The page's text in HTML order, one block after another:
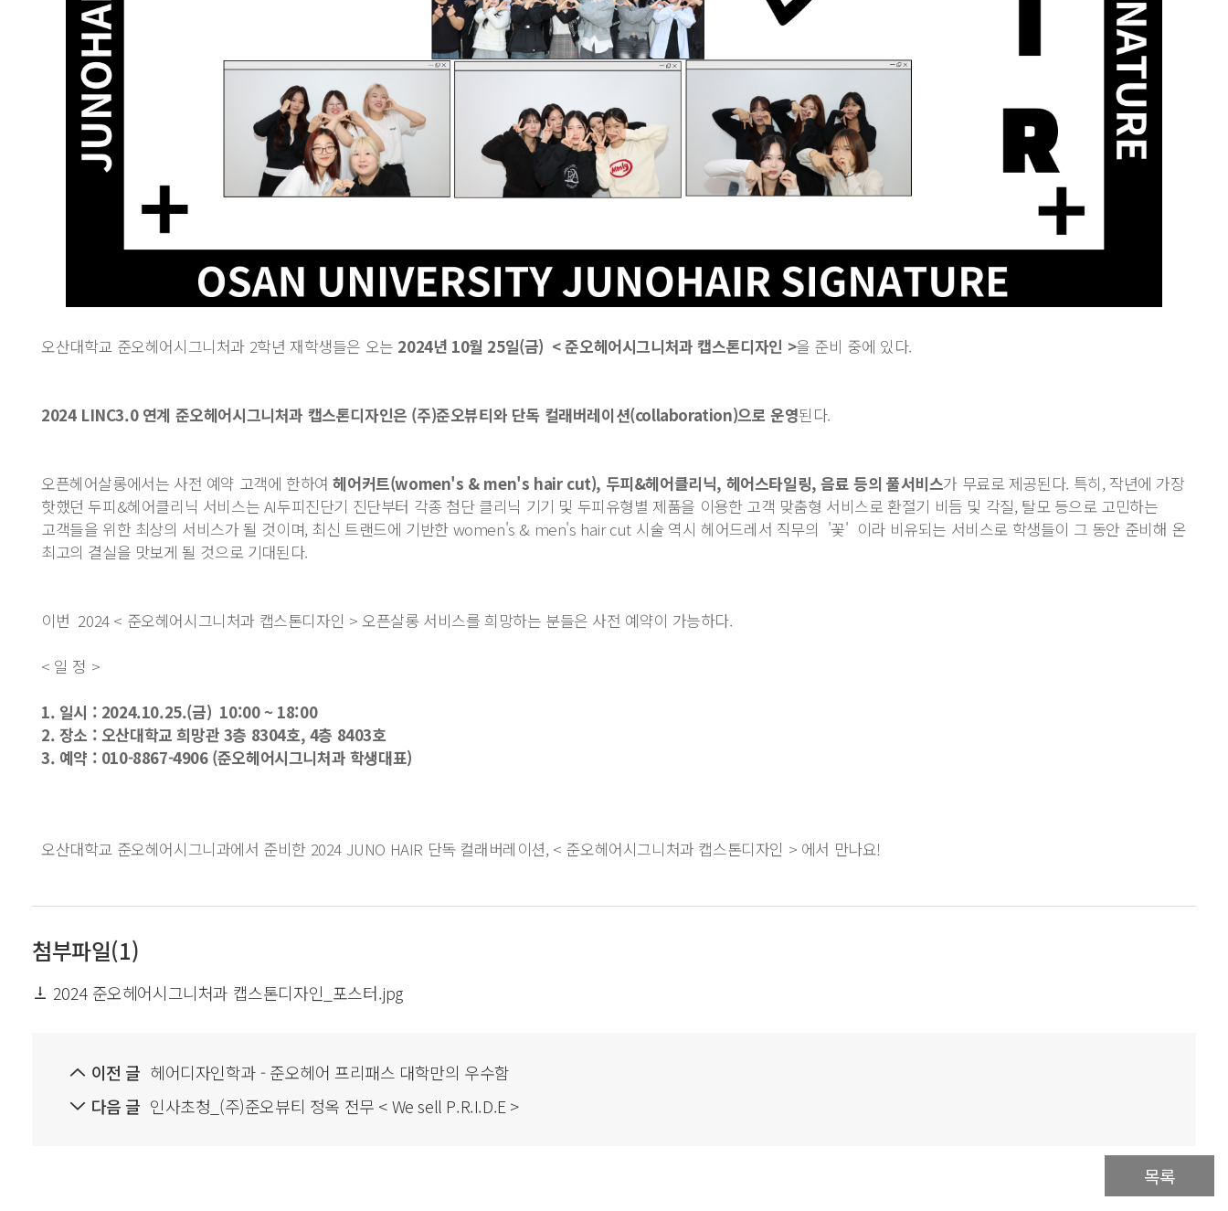
오산대학교 준오헤어시그니처과 2학년 재학생들은 오는 2024년 10월 25일(금) < 준오헤어시그니처과 캡스톤디자인 >을 준비 중에 있다.
2024 LINC3.0 연계 준오헤어시그니처과 캡스톤디자인은 (주)준오뷰티와 단독 컬래버레이션(collaboration)으로 운영된다.
오픈헤어살롱에서는 사전 예약 고객에 한하여 헤어커트(women's & men's hair cut), 두피&헤어클리닉, 헤어스타일링, 음료 등의 풀서비스가 무료로 제공된다. 특히, 작년에 가장
핫했던 두피&헤어클리닉 서비스는 AI두피진단기 진단부터 각종 첨단 클리닉 기기 및 두피유형별 제품을 이용한 고객 맞춤형 서비스로 환절기 비듬 및 각질, 탈모 등으로 고민하는
고객들을 위한 최상의 서비스가 될 것이며, 최신 트랜드에 기반한 women's & men's hair cut 시술 역시 헤어드레서 직무의 '꽃' 이라 비유되는 서비스로 학생들이 그 동안 준비해 온
최고의 결실을 맛보게 될 것으로 기대된다.
이번 2024 < 준오헤어시그니처과 캡스톤디자인 > 오픈살롱 서비스를 희망하는 분들은 사전 예약이 가능하다.
< 일 정 >
1. 일시 : 2024.10.25.(금) 10:00 ~ 18:00
2. 장소 : 오산대학교 희망관 3층 8304호, 4층 8403호
3. 예약 : 010-8867-4906 (준오헤어시그니처과 학생대표)
오산대학교 준오헤어시그니과에서 준비한 2024 JUNO HAIR 단독 컬래버레이션, < 준오헤어시그니처과 캡스톤디자인 > 에서 만나요!
첨부파일(1)
2024 준오헤어시그니처과 캡스톤디자인_포스터.jpg
이전 글 헤어디자인학과 - 준오헤어 프리패스 대학만의 우수함
다음 글 인사초청_(주)준오뷰티 정옥 전무 < We sell P.R.I.D.E >
목록